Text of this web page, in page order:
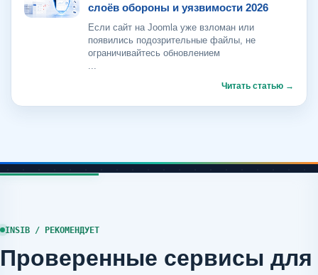
слоёв обороны и уязвимости 2026
Если сайт на Joomla уже взломан или
появились подозрительные файлы, не
ограничивайтесь обновлением
...
INSIB / РЕКОМЕНДУЕТ
Проверенные сервисы для